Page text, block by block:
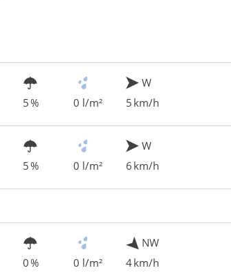
5 % 0 l/m²
W
5 km/h
5 % 0 l/m²
W
6 km/h
0 % 0 l/m²
NW
4 km/h